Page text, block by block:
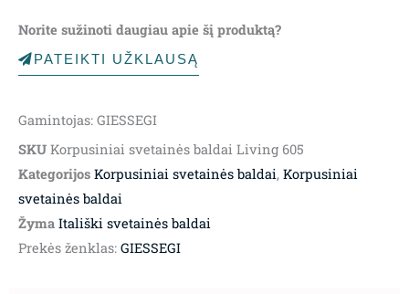
Norite sužinoti daugiau apie šį produktą?
PATEIKTI UŽKLAUSĄ
Gamintojas: GIESSEGI
SKU Korpusiniai svetainės baldai Living 605
Kategorijos Korpusiniai svetainės baldai, Korpusiniai
svetainės baldai
Žyma Itališki svetainės baldai
Prekės ženklas: GIESSEGI